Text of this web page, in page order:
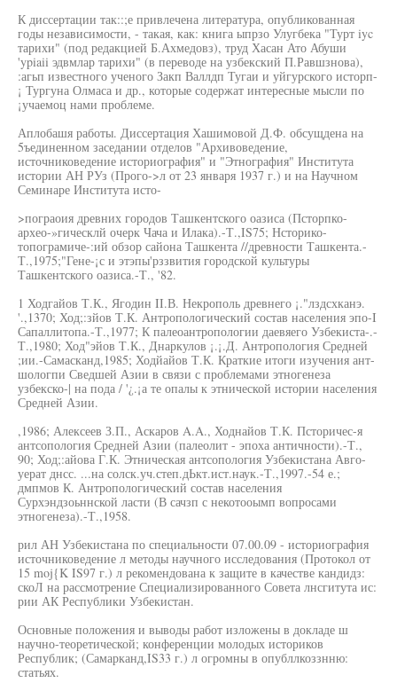
К диссертации так::;е привлечена литература, опубликованная
годы независимости, - такая, как: книга ыпрзо Улугбека "Турт iyc
тарихи" (под редакцией Б.Ахмедовз), труд Хасан Ато Абуши
'ypiaii эдвмлар тарихи" (в переводе на узбекский П.Равшзнова),
:агьп известного ученого Закп Валлдп Тугаи и уйгурского исторп-
¡ Тургуна Олмаса и др., которые содержат интересные мысли по
¡учаемоц нами проблеме.
Аплобашя работы. Диссертация Хашимовой Д.Ф. обсущдена на
5ъединенном заседании отделов "Архивоведение,
источниковедение историография" и "Этнография" Института
истории АН РУз (Прого->л от 23 января 1937 г.) и на Научном
Семинаре Института исто-
>пограоия древних городов Ташкентского оазиса (Псторпко-
архео-»гическлй очерк Чача и Илака).-Т.,IS75; Нсторико-
топограмиче-:ий обзор сайона Ташкента //древности Ташкента.-
Т.,1975;"Гене-¡с и этэпы'рззвития городской культуры
Ташкентского оазиса.-Т., '82.
1 Ходгайов Т.К., Ягодин II.В. Некрополь древнего ¡."лздсхканэ.
'.,1370; Ход;:зйов Т.К. Антропологический состав населения эпо-I
Сапаллитопа.-Т.,1977; К палеоантропологии даевяего Узбекиста-.-
Т.,1980; Ход"эйов Т.К., Днаркулов ¡.¡.Д. Антропология Средней
;ии.-Самасканд,1985; Ходйайов Т.К. Краткие итоги изучения ант-
шологпи Сведшей Азии в связи с проблемами этногенеза
узбекско-| на пода / '¿.¡а те опалы к этнической истории населения
Средней Азии.
,1986; Алексеев З.П., Аскаров A.A., Ходнайов Т.К. Псторичес-я
антсопология Средней Азии (палеолит - эпоха античности).-Т.,
90; Ход;:айова Г.К. Этническая антсопология Узбекистана Авго-
уерат днсс. ...на солск.уч.степ.дЬкт.ист.наук.-Т.,1997.-54 е.;
дмпмов К. Антропологический состав населения
Сурхэндзоьннской ласти (В сачзп с некотооымп вопросами
этногенеза).-Т.,1958.
рил АН Узбекистана по специальности 07.00.09 - историография
источниковедение л методы научного исследования (Протокол от
15 moj{K IS97 г.) л рекомендована к защите в качестве кандидз:
скоЛ на рассмотрение Специализированного Совета лнсгитута ис:
рии АК Республики Узбекистан.
Основные положения и выводы работ изложены в докладе ш
научно-теоретической; конференции молодых историков
Республик; (Самарканд,IS33 г.) л огромны в опубллкоззнню:
статьях.